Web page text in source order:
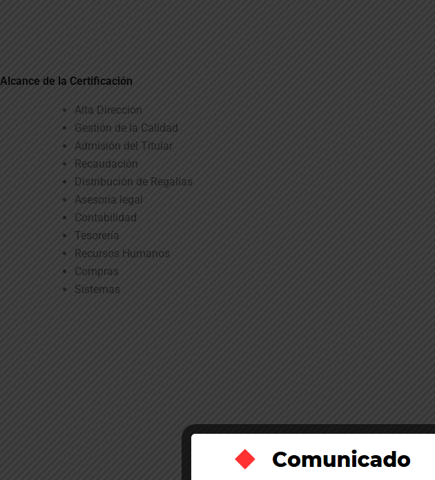
Alcance de la Certificación
Alta Dirección
Gestión de la Calidad
Admisión del Titular
Recaudación
Distribución de Regalías
Asesoría legal
Contabilidad
Tesorería
Recursos Humanos
Compras
Sistemas